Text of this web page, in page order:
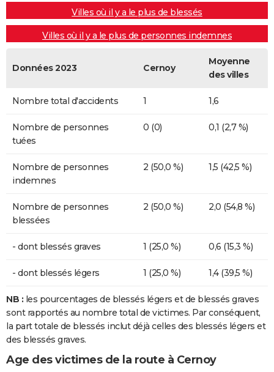
Villes où il y a le plus de blessés
Villes où il y a le plus de personnes indemnes
Données 2023 Cernoy
Moyenne
des villes
Nombre total d'accidents 1 1,6
Nombre de personnes
tuées
0 (0) 0,1 (2,7 %)
Nombre de personnes
indemnes
2 (50,0 %) 1,5 (42,5 %)
Nombre de personnes
blessées
2 (50,0 %) 2,0 (54,8 %)
- dont blessés graves 1 (25,0 %) 0,6 (15,3 %)
- dont blessés légers 1 (25,0 %) 1,4 (39,5 %)
NB : les pourcentages de blessés légers et de blessés graves
sont rapportés au nombre total de victimes. Par conséquent,
la part totale de blessés inclut déjà celles des blessés légers et
des blessés graves.
Age des victimes de la route à Cernoy